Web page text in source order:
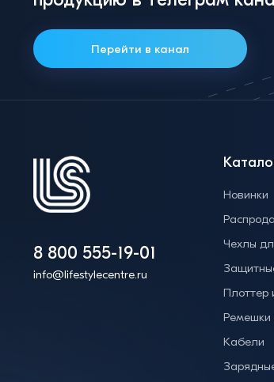
Перейти в канал
8 800 555-19-01
info@lifestylecentre.ru
Новинки
Чехлы
Плоттер
Ремешки
Кабели